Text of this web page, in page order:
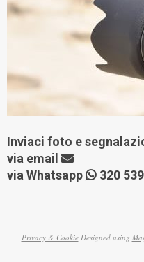
Inviaci foto e
via email
via Whatsapp
320
Privacy & CookieDesigned using